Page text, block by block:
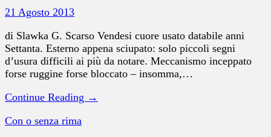
21 Agosto 2013
di Slawka G. Scarso Vendesi cuore usato databile anni
Settanta. Esterno appena sciupato: solo piccoli segni
d’usura difficili ai più da notare. Meccanismo inceppato
forse ruggine forse bloccato – insomma,…
Continue Reading →
Con o senza rima